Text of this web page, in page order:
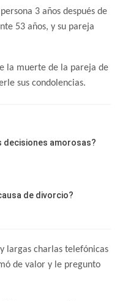
3 años después de
53 años, y su pareja
la muerte de la pareja de
sus condolencias.
decisiones amorosas?
de divorcio?
largas charlas telefónicas
de valor y le pregunto